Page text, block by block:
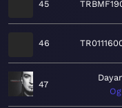
45
46
47